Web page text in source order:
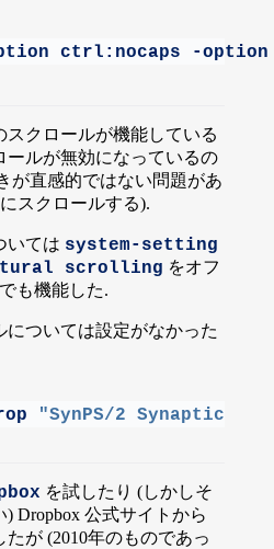
ctrl:nocaps -
スクロールが機能している
ールが無効になっているの
が直感的ではない問題があ
スクロールする).
いては system-setting
scrolling をオフ
も機能した.
ついては設定がなかった
"SynPS/2 Synaptics
を試したり (しかしそ
Dropbox 公式サイトから
が (2010年のものであっ